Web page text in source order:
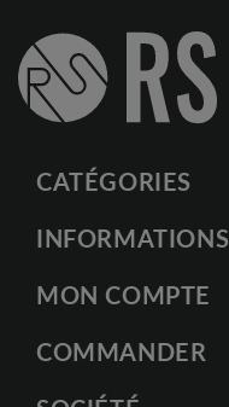
CATÉGORIES
INFORMATIONS
MON COMPTE
COMMANDER